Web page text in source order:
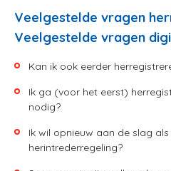
Veelgestelde vragen
Veelgestelde vragen
Kan ik ook eerder
Ik ga (voor het eerst)
nodig?
Ik wil opnieuw aan de slag
herintrederregeling?